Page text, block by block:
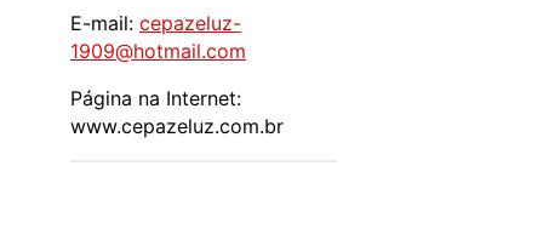
E-mail: cepazeluz-
1909@hotmail.com
Página na Internet:
www.cepazeluz.com.br